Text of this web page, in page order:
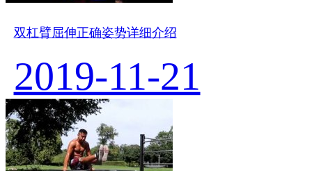
双杠臂屈伸正确姿势详细介绍
2019-11-21